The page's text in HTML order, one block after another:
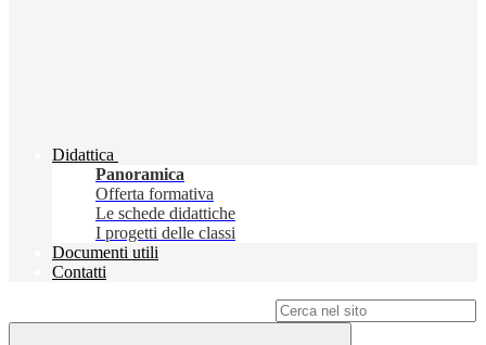
Didattica
Panoramica
Offerta formativa
Le schede didattiche
I progetti delle classi
Documenti utili
Contatti